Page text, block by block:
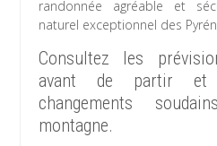
randonnée agréable et
naturel exceptionnel des
Consultez les
avant de partir et
changements
montagne.